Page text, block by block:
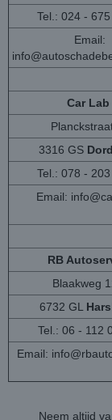
Tel.: 024 -
Email:
Car Lab
3316 GS
Tel.: 078 -
Email:
RB
Blaakweg
6732 GL
Tel.: 06 - 112
Email:
Neem altijd